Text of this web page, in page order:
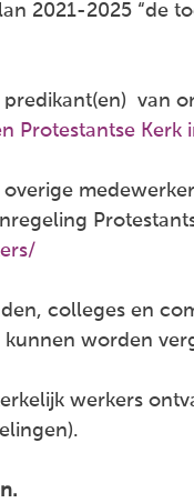
2021-2025 “de
van
Protestantse Kerk
colleges en
kunnen worden
werkers